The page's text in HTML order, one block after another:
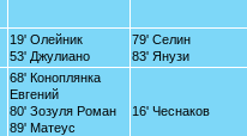
19' Олейник
53' Джулиано
79' Селин
83' Янузи
68' Коноплянка
Евгений
80' Зозуля Роман
89' Матеус
16' Чеснаков